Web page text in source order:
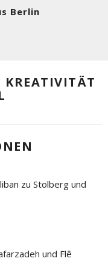
Berlin
KREATIVITÄT
zu Stolberg und
und Flê